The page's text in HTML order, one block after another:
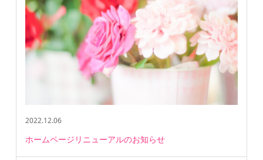
2022.12.06
ホームページリニューアルのお知らせ